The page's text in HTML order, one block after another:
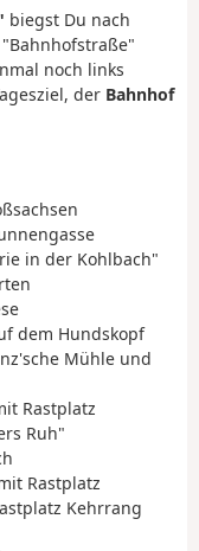
biegst Du nach
noch links
der Bahnhof
in der Kohlbach"
dem Hundskopf
Mühle und
Rastplatz
Ruh"
Rastplatz
Kehrrang